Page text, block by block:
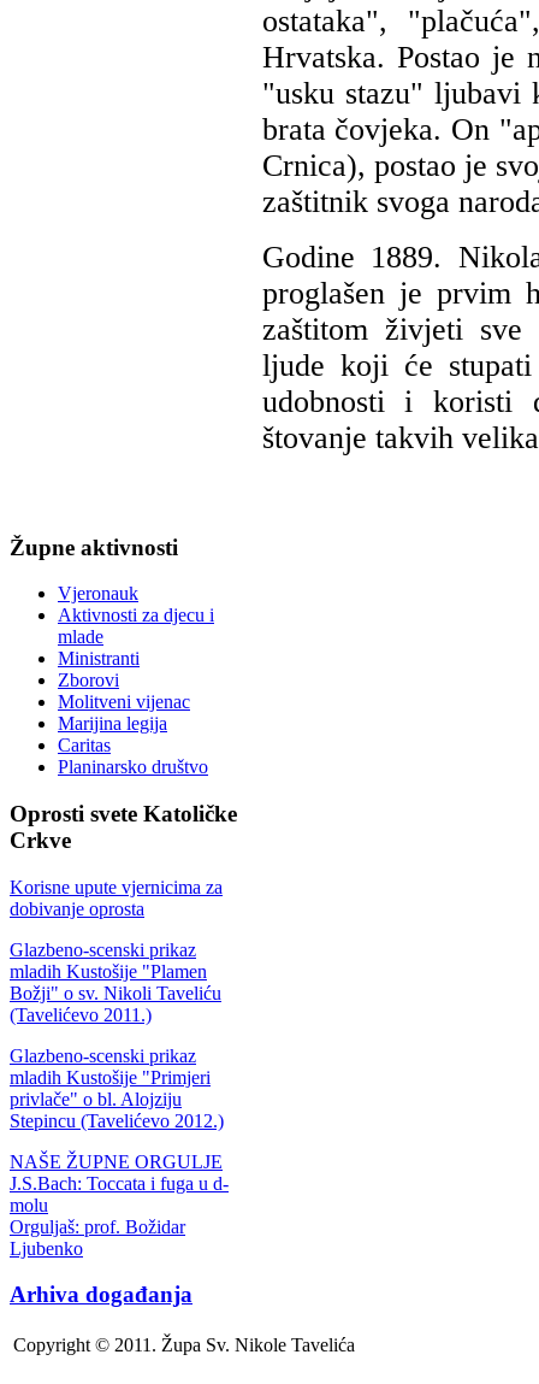
ostataka",
Hrvatska. Postao je
"usku stazu" ljubavi
brata čovjeka. On
Crnica), postao je
zaštitnik svoga
Godine 1889.
proglašen je prvim
zaštitom živjeti sve
ljude koji će stupati
udobnosti i koristi
štovanje takvih
Župne aktivnosti
Vjeronauk
Aktivnosti za djecu i
mlade
Ministranti
Zborovi
Molitveni vijenac
Marijina legija
Caritas
Planinarsko društvo
Oprosti svete Katoličke
Crkve
Korisne upute vjernicima za
dobivanje oprosta
Glazbeno-scenski prikaz
mladih Kustošije "Plamen
Božji" o sv. Nikoli Taveliću
(Tavelićevo 2011.)
Glazbeno-scenski prikaz
mladih Kustošije "Primjeri
privlače" o bl. Alojziju
Stepincu (Tavelićevo 2012.)
NAŠE ŽUPNE ORGULJE
J.S.Bach: Toccata i fuga u d-
molu
Orguljaš: prof. Božidar
Ljubenko
Arhiva događanja
Copyright © 2011. Župa Sv. Nikole Tavelića